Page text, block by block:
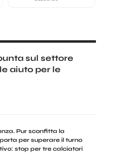
sul settore
aiuto per le
Pur sconfitta la
per superare il turno
stop per tre calciatori